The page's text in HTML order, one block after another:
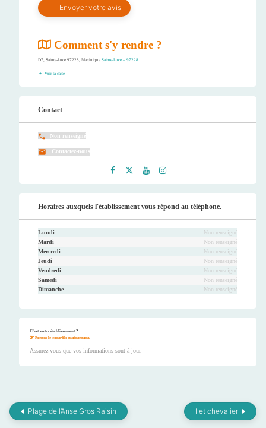
Comment s'y rendre ?
D7, Sainte-Luce 97228, Martinique Sainte-Luce – 97228
Voir la carte
Contact
Non renseigné
Contactez-nous
ook
er
be
ram
Horaires auxquels l'établissement vous répond au téléphone.
Lundi
Non renseigné
Mardi
Non renseigné
Mercredi
Non renseigné
Jeudi
Non renseigné
Vendredi
Non renseigné
Samedi
Non renseigné
Dimanche
Non renseigné
C'est votre établissement ?
Prenez le contrôle maintenant.
Assurez-vous que vos informations sont à jour.
Plage de l’Anse Gros Raisin Ilet chevalier